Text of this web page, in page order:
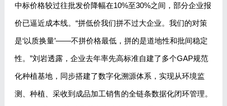
中标价格较过往批发价降幅在10%至30%之间，部分企业报
价已逼近成本线。“拼低价我们拼不过大企业。我们的对策
是‘以质换量’——不拼价格最低，拼的是道地性和批间稳定
性。”刘岩透露，企业去年率先高标准自建了多个GAP规范
化种植基地，同步搭建了数字化溯源体系，实现从环境监
测、种植、采收到成品加工销售的全链条数据化闭环管理。